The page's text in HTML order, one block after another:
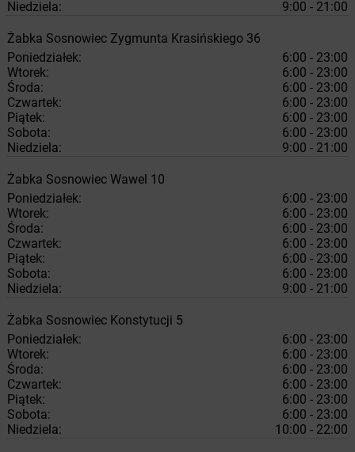
Niedziela:
9:00 - 21:00
Żabka Sosnowiec Zygmunta Krasińskiego 36
Poniedziałek:
6:00 - 23:00
Wtorek:
6:00 - 23:00
Środa:
6:00 - 23:00
Czwartek:
6:00 - 23:00
Piątek:
6:00 - 23:00
Sobota:
6:00 - 23:00
Niedziela:
9:00 - 21:00
Żabka Sosnowiec Wawel 10
Poniedziałek:
6:00 - 23:00
Wtorek:
6:00 - 23:00
Środa:
6:00 - 23:00
Czwartek:
6:00 - 23:00
Piątek:
6:00 - 23:00
Sobota:
6:00 - 23:00
Niedziela:
9:00 - 21:00
Żabka Sosnowiec Konstytucji 5
Poniedziałek:
6:00 - 23:00
Wtorek:
6:00 - 23:00
Środa:
6:00 - 23:00
Czwartek:
6:00 - 23:00
Piątek:
6:00 - 23:00
Sobota:
6:00 - 23:00
Niedziela:
10:00 - 22:00